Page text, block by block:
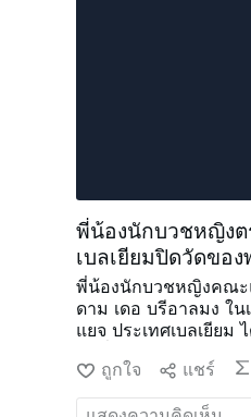
back into his
fence and then
the Diocese of
Catholic churches
พี่น้องนักบวชหญิงต
เบลเยียมปิดวัดของ
พี่น้องนักบวชหญิงคณะ
ดาม เดอ บรีอาลมง ใ
แยจ ประเทศเบลเยีย
อยู่ที่นั่นมา 65 ปี พิธีมิส
สังฆราชฌ็อง-ปิแอร์ เ
ถูกใจ แชร์